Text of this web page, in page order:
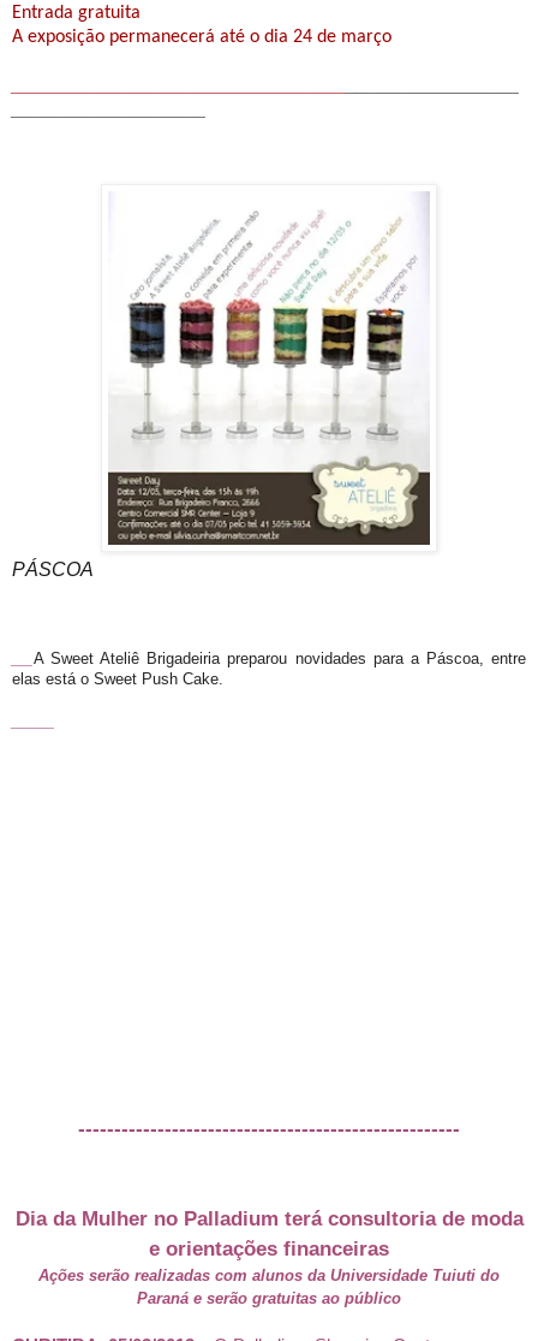
Entrada gratuita
A exposição permanecerá até o dia 24 de março
PÁSCOA
A Sweet Ateliê Brigadeiria preparou novidades para a Páscoa, entre
elas está o Sweet Push Cake.
-----------------------------------------------------
Dia da Mulher no Palladium terá consultoria de moda
e orientações financeiras
Ações serão realizadas com alunos da Universidade Tuiuti do
Paraná e serão gratuitas ao público